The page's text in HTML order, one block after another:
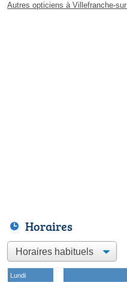
Autres opticiens à Villefranche-
Horaires
Lundi